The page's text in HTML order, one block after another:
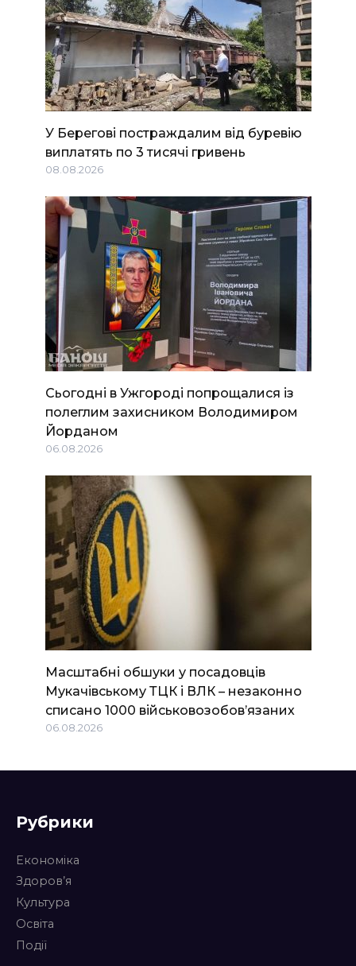
У Берегові постраждалим від буревію
виплатять по 3 тисячі гривень
08.08.2026
Сьогодні в Ужгороді попрощалися із
полеглим захисником Володимиром
Йорданом
06.08.2026
Масштабні обшуки у посадовців
Мукачівському ТЦК і ВЛК – незаконно
списано 1000 військовозобов’язаних
06.08.2026
Рубрики
Економіка
Здоров’я
Культура
Освіта
Події